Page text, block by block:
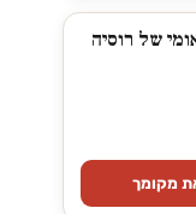
של רוסיה
מקומך